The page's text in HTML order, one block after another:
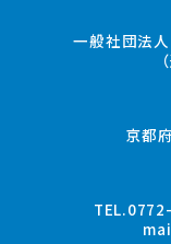
一般社団法
京都